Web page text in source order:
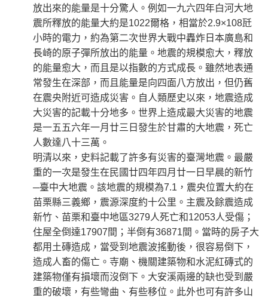
放出來的能量是十分驚人。例如一九六四年白河大地
震所釋放的能量大約是1022爾格，相當於2.9×108瓩
小時的電力，約為第二次世界大戰中轟炸日本廣島和
長崎的原子彈所放出的能量。地震的規模愈大，釋放
的能量愈大，而且是以指數的方式成長。雖然地表通
常發生在深部，而且能量是向四面八方放出，但仍舊
在震央附近可造成災害。自人類歷史以來，地震造成
大災害的記載十分地多。世界上造成最大災害的地震
是一五五六年一月廿三日發生於甘肅的大地震，死亡
人數達八十三萬。
明清以來，史料記載了許多有災害的臺灣地震。最嚴
重的一次是發生在民國廿四年四月廿一日早晨的新竹
─臺中大地震。該地震的規模為7.1，震央位置大約在
苗栗縣三義鄉，震源深度約十公里。主震及餘震造成
新竹、苗栗和臺中地區3279人死亡和12053人受傷；
住屋全倒達17907間；半倒有36871間。當時的房子大
都用土磚造成，當受到地震波搖動後，很容易倒下，
造成人畜的傷亡。寺廟、機關建築物和水泥紅磚式的
建築物僅有損壞而沒倒下。大安溪兩邊的缺也受到嚴
重的破壞，有些彎曲、有些移位。此外也可有許多山